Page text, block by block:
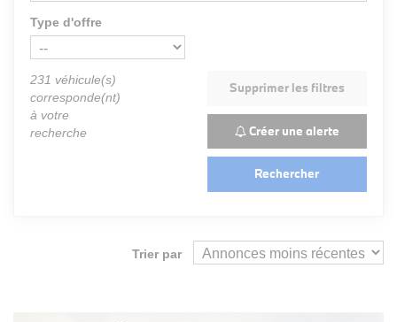
Type d'offre
231 véhicule(s)
corresponde(nt)
à votre
recherche
Supprimer les filtres
Créer une alerte
Rechercher
Trier par